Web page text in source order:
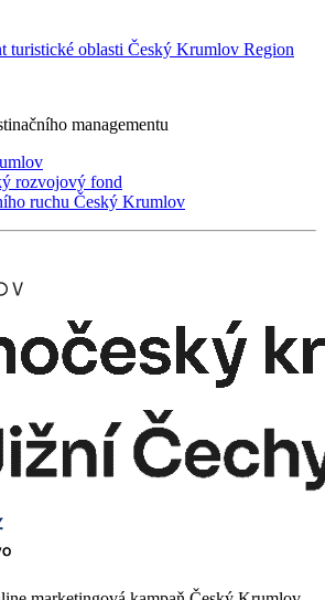
turistické oblasti Český Krumlov Region
managementu
rozvojový fond
ruchu Český Krumlov